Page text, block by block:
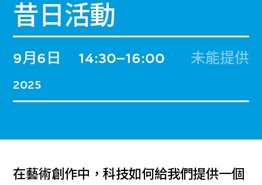
昔日活動
9月6日
2025
14:30–16:00 未能提供
在藝術創作中，科技如何給我們提供一個